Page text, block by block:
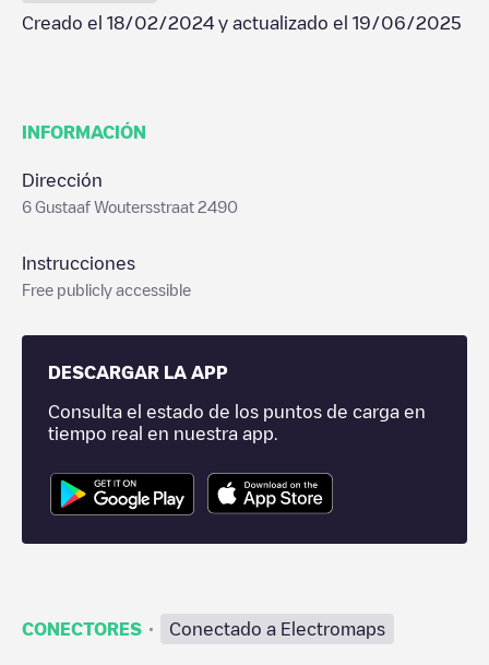
Creado el 18/02/2024 y actualizado el 19/06/2025
INFORMACIÓN
Dirección
6 Gustaaf Woutersstraat 2490
Instrucciones
Free publicly accessible
DESCARGAR LA APP
Consulta el estado de los puntos de carga en
tiempo real en nuestra app.
CONECTORES · Conectado a Electromaps